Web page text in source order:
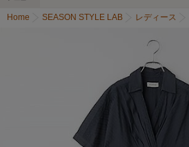
Home SEASON STYLE LAB レディース